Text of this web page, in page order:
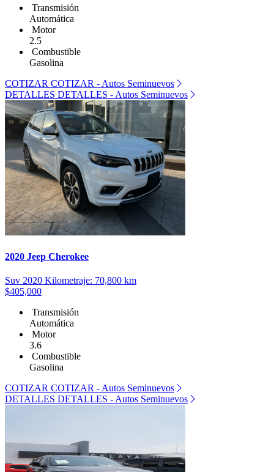
Transmisión
Automática
Motor
2.5
Combustible
Gasolina
COTIZAR COTIZAR - Autos Seminuevos
DETALLES DETALLES - Autos Seminuevos
2020 Jeep Cherokee
Suv 2020 Kilometraje: 70,800 km
$405,000
Transmisión
Automática
Motor
3.6
Combustible
Gasolina
COTIZAR COTIZAR - Autos Seminuevos
DETALLES DETALLES - Autos Seminuevos